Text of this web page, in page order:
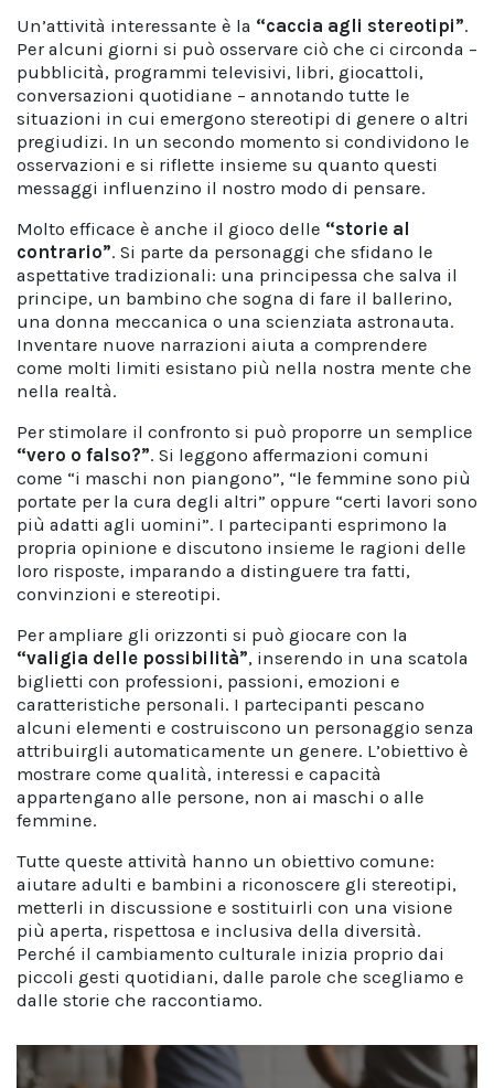
Un’attività interessante è la “caccia agli stereotipi”.
Per alcuni giorni si può osservare ciò che ci circonda –
pubblicità, programmi televisivi, libri, giocattoli,
conversazioni quotidiane – annotando tutte le
situazioni in cui emergono stereotipi di genere o altri
pregiudizi. In un secondo momento si condividono le
osservazioni e si riflette insieme su quanto questi
messaggi influenzino il nostro modo di pensare.
Molto efficace è anche il gioco delle “storie al
contrario”. Si parte da personaggi che sfidano le
aspettative tradizionali: una principessa che salva il
principe, un bambino che sogna di fare il ballerino,
una donna meccanica o una scienziata astronauta.
Inventare nuove narrazioni aiuta a comprendere
come molti limiti esistano più nella nostra mente che
nella realtà.
Per stimolare il confronto si può proporre un semplice
“vero o falso?”. Si leggono affermazioni comuni
come “i maschi non piangono”, “le femmine sono più
portate per la cura degli altri” oppure “certi lavori sono
più adatti agli uomini”. I partecipanti esprimono la
propria opinione e discutono insieme le ragioni delle
loro risposte, imparando a distinguere tra fatti,
convinzioni e stereotipi.
Per ampliare gli orizzonti si può giocare con la
“valigia delle possibilità”, inserendo in una scatola
biglietti con professioni, passioni, emozioni e
caratteristiche personali. I partecipanti pescano
alcuni elementi e costruiscono un personaggio senza
attribuirgli automaticamente un genere. L’obiettivo è
mostrare come qualità, interessi e capacità
appartengano alle persone, non ai maschi o alle
femmine.
Tutte queste attività hanno un obiettivo comune:
aiutare adulti e bambini a riconoscere gli stereotipi,
metterli in discussione e sostituirli con una visione
più aperta, rispettosa e inclusiva della diversità.
Perché il cambiamento culturale inizia proprio dai
piccoli gesti quotidiani, dalle parole che scegliamo e
dalle storie che raccontiamo.